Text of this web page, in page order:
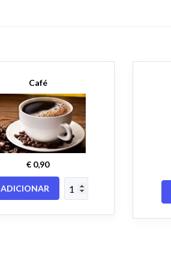
Café
€ 0,90
ADICIONAR